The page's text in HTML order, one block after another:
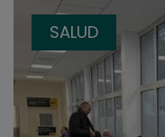
SALUD